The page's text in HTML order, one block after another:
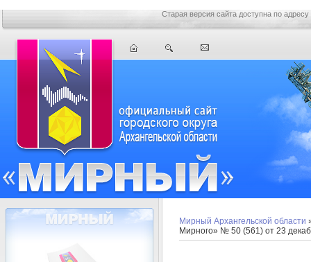
Старая версия сайта доступна по адресу
Мирный Архангельской области
Мирного» № 50 (561) от 23